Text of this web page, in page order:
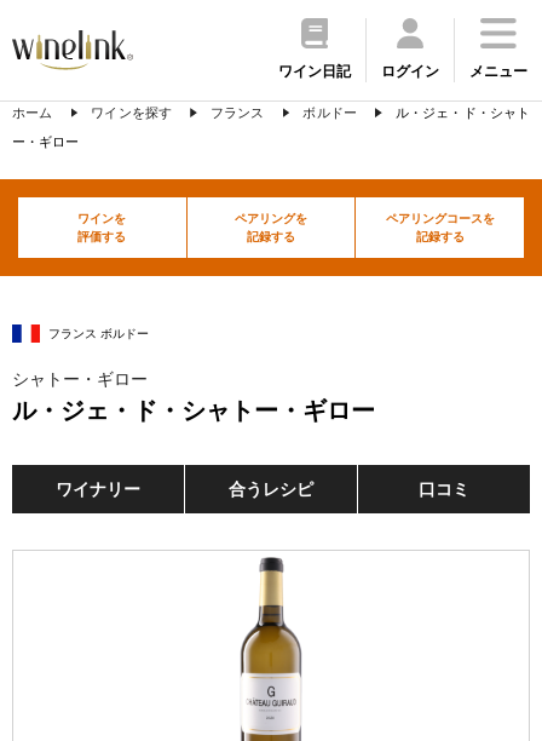
ワイン日記 ログイン メニュー
ホーム ワインを探す フランス ボルドー
ル・ジェ・ド・シャト
ー・ギロー
ワインを
評価する
ペアリングを
記録する
ペアリングコースを
記録する
フランス ボルドー
シャトー・ギロー
ル・ジェ・ド・シャトー・ギロー
ワイナリー 合うレシピ 口コミ